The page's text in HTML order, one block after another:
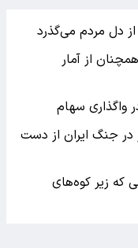
از دل مردم می‌گذرد
از آمار
واگذاری سهام
در جنگ ایران از دست
که زیر کوه‌های